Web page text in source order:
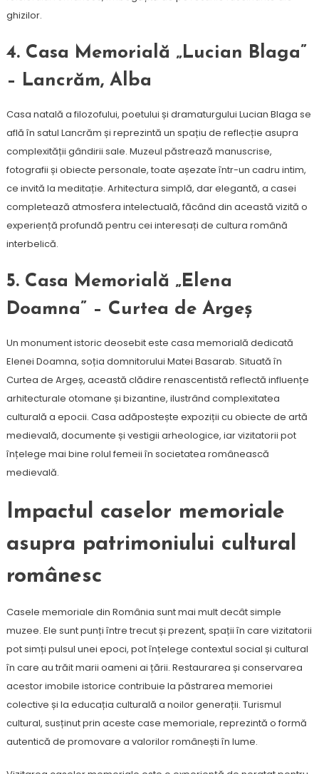
ghizilor.
4. Casa Memorială „Lucian Blaga”
– Lancrăm, Alba
Casa natală a filozofului, poetului și dramaturgului Lucian Blaga se
află în satul Lancrăm și reprezintă un spațiu de reflecție asupra
complexității gândirii sale. Muzeul păstrează manuscrise,
fotografii și obiecte personale, toate așezate într-un cadru intim,
ce invită la meditație. Arhitectura simplă, dar elegantă, a casei
completează atmosfera intelectuală, făcând din această vizită o
experiență profundă pentru cei interesați de cultura română
interbelică.
5. Casa Memorială „Elena
Doamna” – Curtea de Argeș
Un monument istoric deosebit este casa memorială dedicată
Elenei Doamna, soția domnitorului Matei Basarab. Situată în
Curtea de Argeș, această clădire renascentistă reflectă influențe
arhitecturale otomane și bizantine, ilustrând complexitatea
culturală a epocii. Casa adăpostește expoziții cu obiecte de artă
medievală, documente și vestigii arheologice, iar vizitatorii pot
înțelege mai bine rolul femeii în societatea românească
medievală.
Impactul caselor memoriale
asupra patrimoniului cultural
românesc
Casele memoriale din România sunt mai mult decât simple
muzee. Ele sunt punți între trecut și prezent, spații în care vizitatorii
pot simți pulsul unei epoci, pot înțelege contextul social și cultural
în care au trăit marii oameni ai țării. Restaurarea și conservarea
acestor imobile istorice contribuie la păstrarea memoriei
colective și la educația culturală a noilor generații. Turismul
cultural, susținut prin aceste case memoriale, reprezintă o formă
autentică de promovare a valorilor românești în lume.